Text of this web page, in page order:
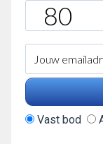
Vast bod